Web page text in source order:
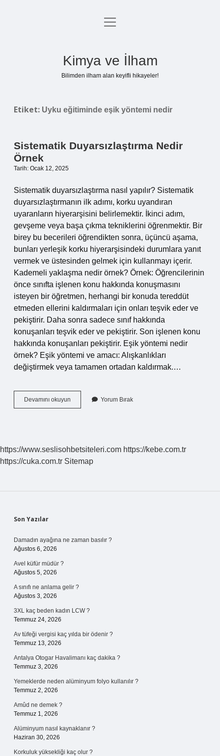
Anasayfa
menüyü
Kimya ve İlham
Bilimden ilham alan keyifli hikayeler!
Etiket: Uyku eğitiminde eşik yöntemi nedir
Sistematik Duyarsızlaştırma Nedir
Örnek
Tarih: Ocak 12, 2025
Sistematik duyarsızlaştırma nasıl yapılır? Sistematik
duyarsızlaştırmanın ilk adımı, korku uyandıran
uyaranların hiyerarşisini belirlemektir. İkinci adım,
gevşeme veya başa çıkma tekniklerini öğrenmektir. Bir
birey bu becerileri öğrendikten sonra, üçüncü aşama,
bunları yerleşik korku hiyerarşisindeki durumlara yanıt
vermek ve üstesinden gelmek için kullanmayı içerir.
Kademeli yaklaşma nedir örnek? Örnek: Öğrencilerinin
önce sınıfta işlenen konu hakkında konuşmasını
isteyen bir öğretmen, herhangi bir konuda tereddüt
etmeden ellerini kaldırmaları için onları teşvik eder ve
pekiştirir. Daha sonra sadece sınıf hakkında
konuşanları teşvik eder ve pekiştirir. Son işlenen konu
hakkında konuşanları pekiştirir. Eşik yöntemi nedir
örnek? Eşik yöntemi ve amacı: Alışkanlıkları
değiştirmek veya tamamen ortadan kaldırmak.…
Devamını okuyun Sistematik
Duyarsızlaştırma
Yorum Bırak
https://www.seslisohbetsiteleri.com https://kebe.com.tr
https://cuka.com.tr Sitemap
Sidebar
Son Yazılar
Damadın ayağına ne zaman basılır ?
Ağustos 6, 2026
Avel küfür müdür ?
Ağustos 5, 2026
A sınıfı ne anlama gelir ?
Ağustos 3, 2026
3XL kaç beden kadın LCW ?
Temmuz 24, 2026
Av tüfeği vergisi kaç yılda bir ödenir ?
Temmuz 13, 2026
Antalya Otogar Havalimanı kaç dakika ?
Temmuz 3, 2026
Yemeklerde neden alüminyum folyo kullanılır ?
Temmuz 2, 2026
Amûd ne demek ?
Temmuz 1, 2026
Alüminyum nasıl kaynaklanır ?
Haziran 30, 2026
Korkuluk yüksekliği kaç olur ?